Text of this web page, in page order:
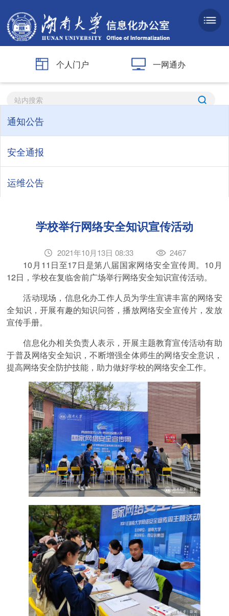
个人门户 一网通办
通知公告
安全通报
运维公告
学校举行网络安全知识宣传活动
2021年10月13日 08:33 2467
10月11日至17日是第八届国家网络安全宣传周。10月
12日，学校在复临舍前广场举行网络安全知识宣传活动。
活动现场，信息化办工作人员为学生宣讲丰富的网络安
全知识，开展有趣的知识问答，播放网络安全宣传片，发放
宣传手册。
信息化办相关负责人表示，开展主题教育宣传活动有助
于普及网络安全知识，不断增强全体师生的网络安全意识，
提高网络安全防护技能，助力做好学校的网络安全工作。